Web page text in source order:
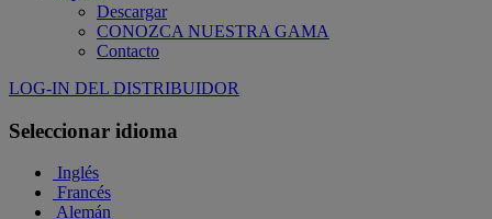
Descargar
CONOZCA NUESTRA GAMA
Contacto
LOG-IN DEL DISTRIBUIDOR
Seleccionar idioma
Inglés
Francés
Alemán